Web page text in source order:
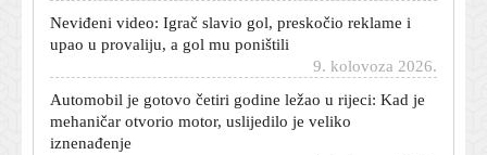
9. kolovoza 2026.
Automobil je gotovo četiri godine ležao u rijeci: Kad je
iznenađenje
9. kolovoza 2026.